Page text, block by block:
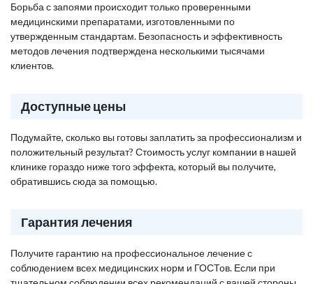
Борьба с запоями происходит только проверенными
медицинскими препаратами, изготовленными по
утвержденным стандартам. Безопасность и эффективность
методов лечения подтверждена несколькими тысячами
клиентов.
Доступные цены
Подумайте, сколько вы готовы заплатить за профессионализм и
положительный результат? Стоимость услуг компании в нашей
клинике гораздо ниже того эффекта, который вы получите,
обратившись сюда за помощью.
Гарантия лечения
Получите гарантию на профессиональное лечение с
соблюдением всех медицинских норм и ГОСТов. Если при